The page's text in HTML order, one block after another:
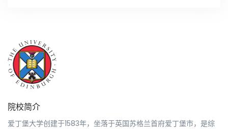
院校简介
爱丁堡大学创建于1583年，坐落于英国苏格兰首府爱丁堡市，是综